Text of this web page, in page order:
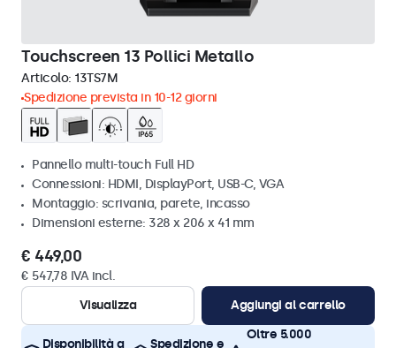
Touchscreen 13 Pollici Metallo
Articolo: 13TS7M
Spedizione prevista in 10-12 giorni
Pannello multi-touch Full HD
Connessioni: HDMI, DisplayPort, USB-C, VGA
Montaggio: scrivania, parete, incasso
Dimensioni esterne: 328 x 206 x 41 mm
€ 449,00
€ 547,78 IVA incl.
Visualizza
Aggiungi al carrello
Disponibilità a
Spedizione e
Oltre 5.000